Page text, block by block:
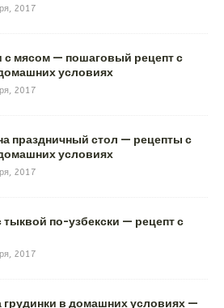
2017
с мясом — пошаговый рецепт с
условиях
2017
праздничный стол — рецепты с
условиях
2017
по-узбекски — рецепт с
2017
грудинки в домашних условиях —